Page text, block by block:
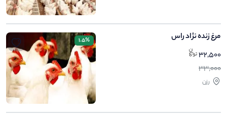
مرغ زنده نژاد راس
32,500
33,000
رزن
1.5%